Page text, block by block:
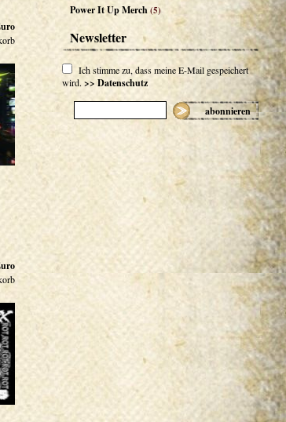
Power It Up Merch(5)
Newsletter
Ich stimme zu, dass meine E-Mail gespeichert
wird. >> Datenschutz
abonnieren